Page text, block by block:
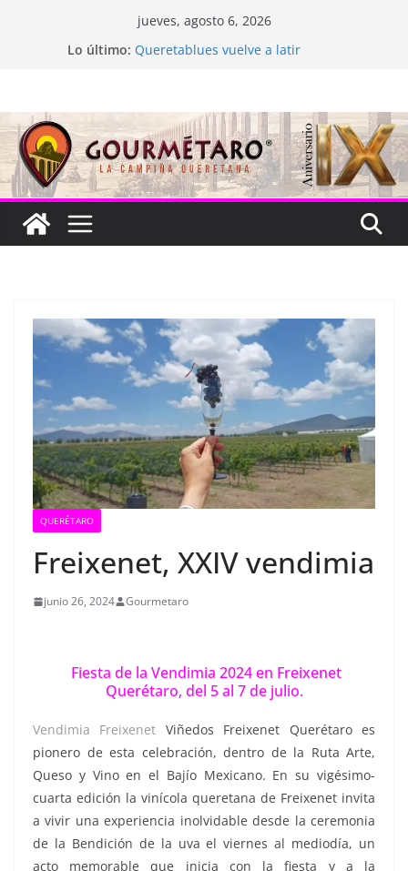
jueves, agosto 6, 2026
Lo último: Queretablues vuelve a latir
Cascada Cueva Longa
QUERÉTARO
Freixenet, XXIV vendimia
junio 26, 2024 Gourmetaro
Fiesta de la Vendimia 2024 en Freixenet
Querétaro, del 5 al 7 de julio.
Vendimia Freixenet Viñedos Freixenet Querétaro es
pionero de esta celebración, dentro de la Ruta Arte,
Queso y Vino en el Bajío Mexicano. En su vigésimo-
cuarta edición la vinícola queretana de Freixenet invita
a vivir una experiencia inolvidable desde la ceremonia
de la Bendición de la uva el viernes al mediodía, un
acto memorable que inicia con la fiesta y a la